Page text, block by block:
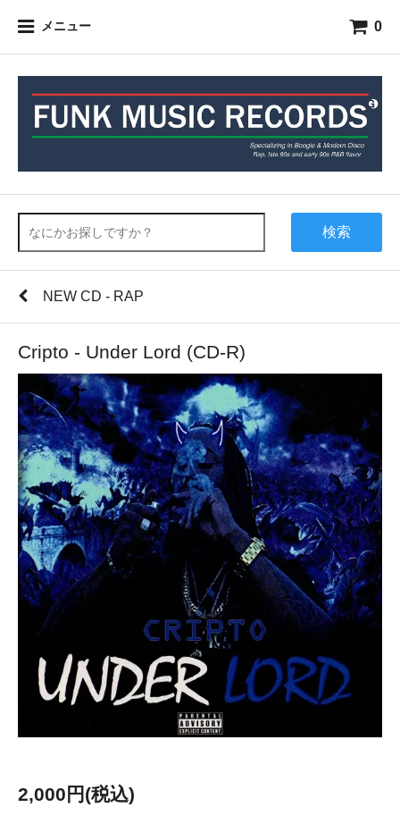
メニュー 0
検索
NEW CD - RAP
Cripto - Under Lord (CD-R)
2,000円(税込)